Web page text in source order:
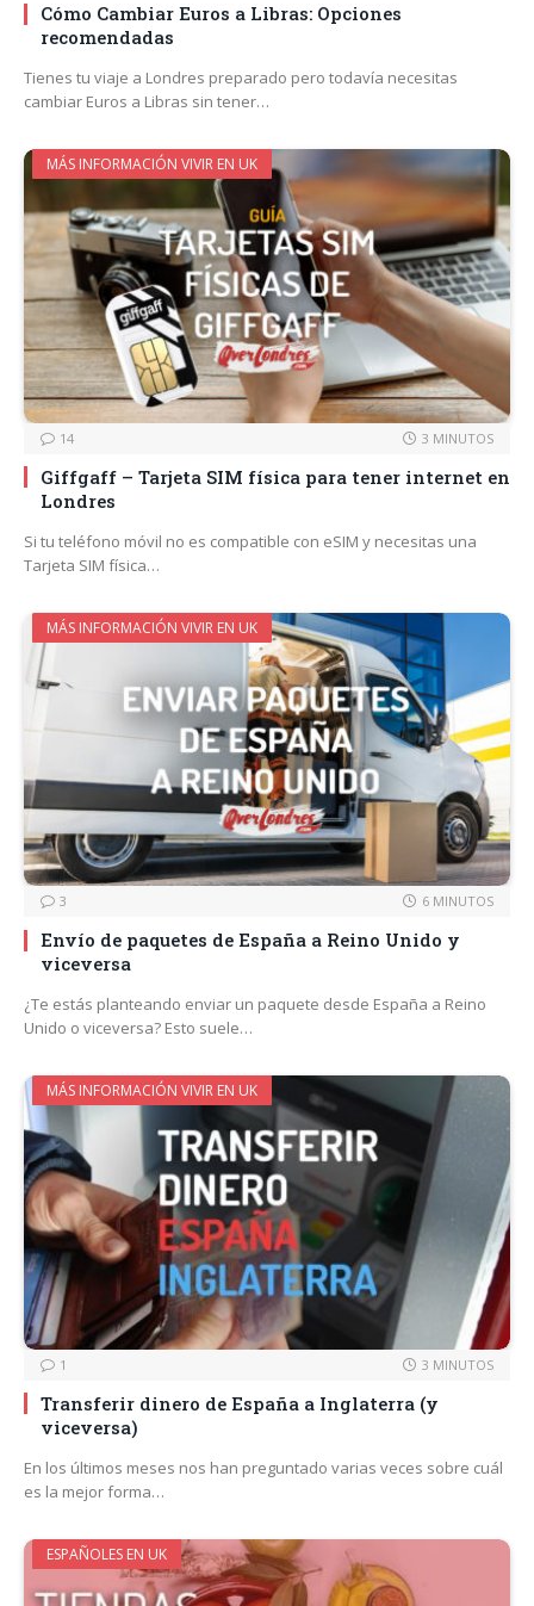
Cómo Cambiar Euros a Libras: Opciones
recomendadas
Tienes tu viaje a Londres preparado pero todavía necesitas
cambiar Euros a Libras sin tener…
MÁS INFORMACIÓN VIVIR EN UK
14 3 MINUTOS
Giffgaff – Tarjeta SIM física para tener internet en
Londres
Si tu teléfono móvil no es compatible con eSIM y necesitas una
Tarjeta SIM física…
MÁS INFORMACIÓN VIVIR EN UK
3 6 MINUTOS
Envío de paquetes de España a Reino Unido y
viceversa
¿Te estás planteando enviar un paquete desde España a Reino
Unido o viceversa? Esto suele…
MÁS INFORMACIÓN VIVIR EN UK
1 3 MINUTOS
Transferir dinero de España a Inglaterra (y
viceversa)
En los últimos meses nos han preguntado varias veces sobre cuál
es la mejor forma…
ESPAÑOLES EN UK